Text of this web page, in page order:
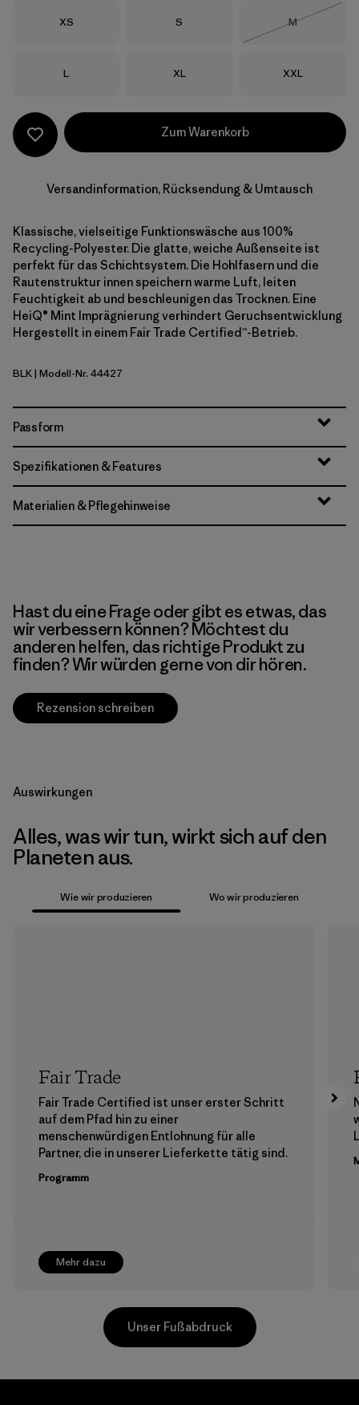
Größe
XS Größe
S Größe
M
Größe
L Größe
XL Größe
XXL
Zum Warenkorb
Versandinformation, Rücksendung & Umtausch
Klassische, vielseitige Funktionswäsche aus 100%
Recycling-Polyester. Die glatte, weiche Außenseite ist
perfekt für das Schichtsystem. Die Hohlfasern und die
Rautenstruktur innen speichern warme Luft, leiten
Feuchtigkeit ab und beschleunigen das Trocknen. Eine
HeiQ® Mint Imprägnierung verhindert Geruchsentwicklung
Hergestellt in einem Fair Trade Certified™-Betrieb.
Black
BLK| Modell-Nr. 44427
Passform
Spezifikationen & Features
Materialien & Pflegehinweise
Hast du eine Frage oder gibt es etwas, das
wir verbessern können? Möchtest du
anderen helfen, das richtige Produkt zu
finden? Wir würden gerne von dir hören.
Rezension schreiben
Auswirkungen
Alles, was wir tun, wirkt sich auf den
Planeten aus.
Wie wir produzieren Wo wir produzieren
Mehr dazu
Fair Trade
Fair Trade Certified ist unser erster Schritt
auf dem Pfad hin zu einer
menschenwürdigen Entlohnung für alle
Partner, die in unserer Lieferkette tätig sind.
Programm
Unser Fußabdruck